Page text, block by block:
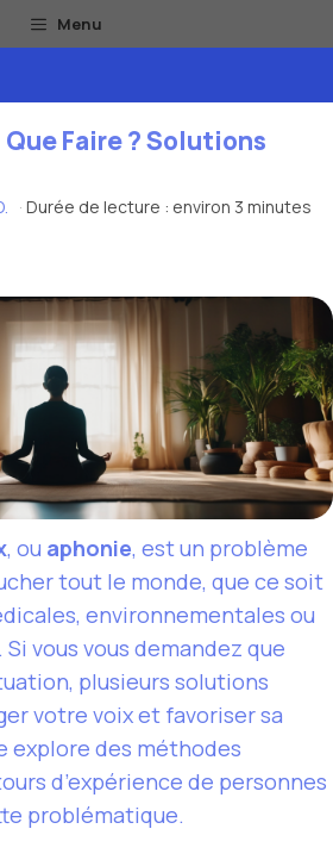
Menu
Faire ? Solutions
· Durée de lecture : environ 3 minutes
, ou aphonie, est un problème
tout le monde, que ce soit
environnementales ou
vous vous demandez que
plusieurs solutions
votre voix et favoriser sa
explore des méthodes
d’expérience de personnes
problématique.